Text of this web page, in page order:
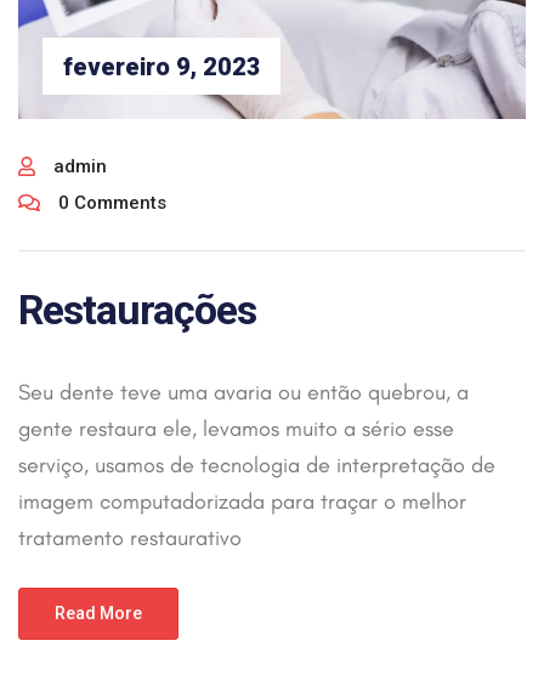
fevereiro 9, 2023
admin
0 Comments
Restaurações
Seu dente teve uma avaria ou então quebrou, a
gente restaura ele, levamos muito a sério esse
serviço, usamos de tecnologia de interpretação de
imagem computadorizada para traçar o melhor
tratamento restaurativo
Read More